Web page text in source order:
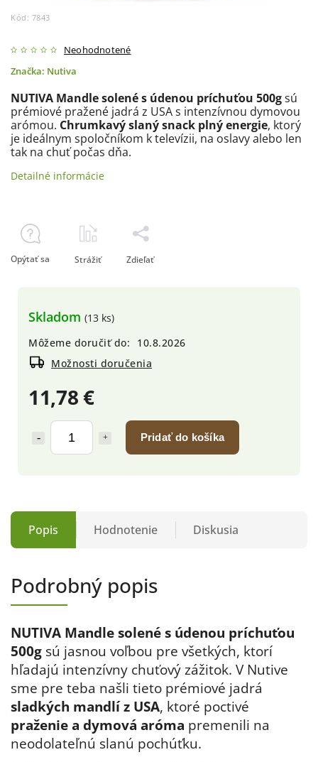
Kód: 7843
Neohodnotené
Značka: Nutiva
11,78 €
Pridať do košíka
Skladom (13 ks)
Môžeme doručiť do:
10.8.2026
Možnosti doručenia
NUTIVA Mandle solené s údenou príchuťou 500gsú
prémiové pražené jadrá z USA s intenzívnou dymovou
arómou. Chrumkavý slaný snack plný energie, ktorý
je ideálnym spoločníkom k televízii, na oslavy alebo len
tak na chuť počas dňa.
Detailné informácie
Opýtať sa Strážiť Zdieľať
Popis Hodnotenie Diskusia
Podrobný popis
NUTIVA Mandle solené s údenou príchuťou
500g sú jasnou voľbou pre všetkých, ktorí
hľadajú intenzívny chuťový zážitok. V Nutive
sme pre teba našli tieto prémiové jadrá
sladkých mandlí z USA, ktoré poctivé
praženie a dymová aróma premenili na
neodolateľnú slanú pochúťku.